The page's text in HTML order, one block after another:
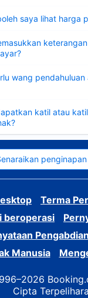
saya lihat harga
wang
katil atau
Terma
beroperasi
Manusia
Cipta